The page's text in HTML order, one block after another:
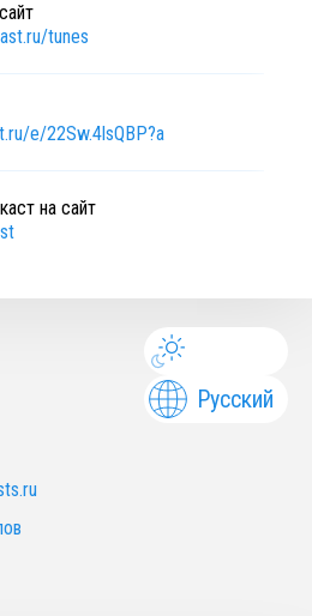
tunes
e/22Sw.4lsQBP?a
на сайт
Русский